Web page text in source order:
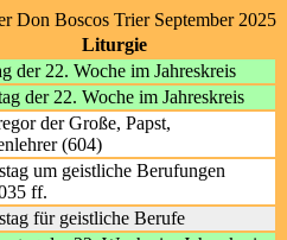
Don Boscos Trier September 2025
Liturgie
der 22. Woche im Jahreskreis
der 22. Woche im Jahreskreis
der Große, Papst,
(604)
um geistliche Berufungen
ff.
für geistliche Berufe